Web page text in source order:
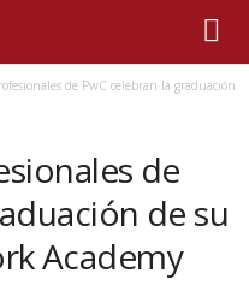
de PwC celebran la graduación
de
de su
Academy